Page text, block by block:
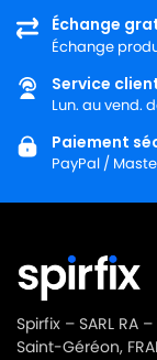
Échange
Échange
Service
Lun. au vend.
Paiement
PayPal /
Spirfix – SARL RA
Saint-Géréon,